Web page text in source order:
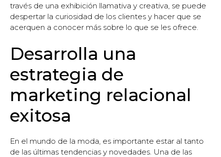
través de una exhibición llamativa y creativa, se puede
despertar la curiosidad de los clientes y hacer que se
acerquen a conocer más sobre lo que se les ofrece.
Desarrolla una
estrategia de
marketing relacional
exitosa
En el mundo de la moda, es importante estar al tanto
de las últimas tendencias y novedades. Una de las